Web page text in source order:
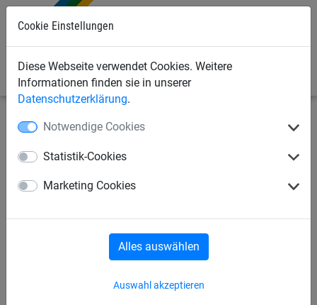
Cookie Einstellungen
Diese Webseite verwendet Cookies. Weitere
Informationen finden sie in unserer
Datenschutzerklärung.
Notwendige Cookies
Statistik-Cookies
Marketing Cookies
Auswahl akzeptieren
Alles auswählen
Sportnetze Seile/Taue/Leinen
Isilink-Leine aus PP, ca. 6 mm
stark